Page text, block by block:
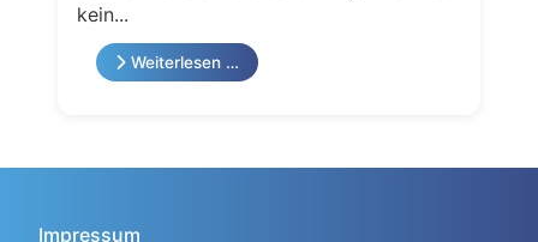
kein...
Weiterlesen …
Impressum